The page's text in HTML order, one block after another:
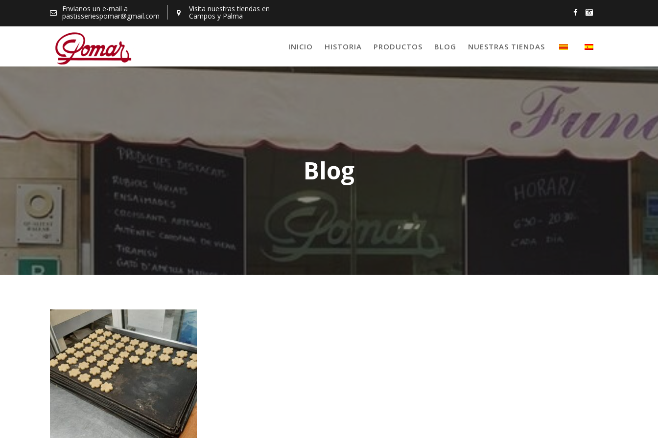
content
Envianos un e-mail a
pastisseriespomar@gmail.com
Visita nuestras tiendas en
Campos y Palma
INICIO HISTORIA PRODUCTOS BLOG NUESTRAS TIENDAS
Blog